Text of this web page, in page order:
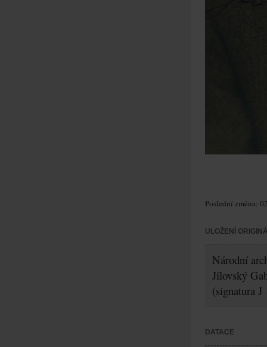
Poslední změna:
ULOŽENÍ
Národní
Jílovský
(signatura J
DATACE